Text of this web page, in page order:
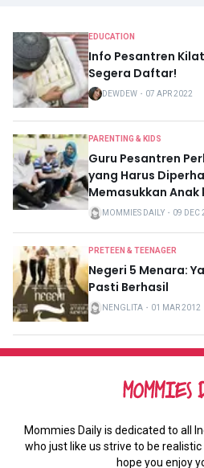
EDUCATION
Info Pesantren
Segera Daftar!
DEWDEW ・ 07 APR 2022
PARENTING & KIDS
Guru Pesantren
yang Harus
Memasukkan Anak
MOMMIES DAILY ・ 09 DEC
PRETEEN & TEENAGER
Negeri 5 Menara:
Pasti Berhasil
NENGLITA ・ 01 MAR 2012
Mommies Daily is dedicated to all
who just like us strive to be
hope you enjoy